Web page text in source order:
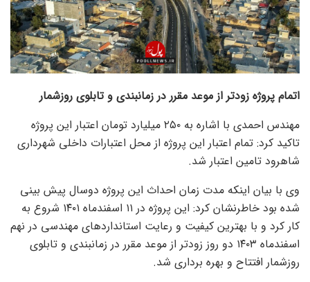
اتمام پروژه زودتر از موعد مقرر در زمانبندی و تابلوی روزشمار
مهندس احمدی با اشاره به ۲۵۰ میلیارد تومان اعتبار این پروژه
تاکید کرد: تمام اعتبار این پروژه از محل اعتبارات داخلی شهرداری
شاهرود تامین اعتبار شد.
وی با بیان اینکه مدت زمان احداث این پروژه دوسال پیش بینی
شده بود خاطرنشان کرد: این پروژه در ۱۱ اسفندماه ۱۴۰۱ شروع به
کار کرد و با بهترین کیفیت و رعایت استانداردهای مهندسی در نهم
اسفندماه ۱۴۰۳ دو روز زودتر از موعد مقرر در زمانبندی و تابلوی
روزشمار افتتاح و بهره برداری شد.